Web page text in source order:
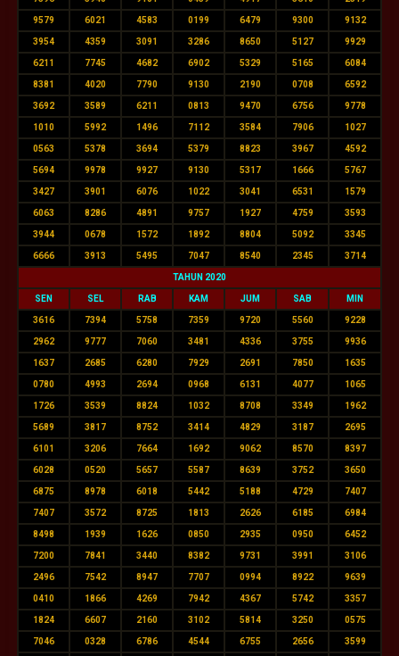
9579 6021 4583 0199 6479 9300 9132
3954 4359 3091 3286 8650 5127 9929
6211 7745 4682 6902 5329 5165 6084
8381 4020 7790 9130 2190 0708 6592
3692 3589 6211 0813 9470 6756 9778
1010 5992 1496 7112 3584 7906 1027
0563 5378 3694 5379 8823 3967 4592
5694 9978 9927 9130 5317 1666 5767
3427 3901 6076 1022 3041 6531 1579
6063 8286 4891 9757 1927 4759 3593
3944 0678 1572 1892 8804 5092 3345
6666 3913 5495 7047 8540 2345 3714
TAHUN 2020
SEN SEL RAB KAM JUM SAB MIN
3616 7394 5758 7359 9720 5560 9228
2962 9777 7060 3481 4336 3755 9936
1637 2685 6280 7929 2691 7850 1635
0780 4993 2694 0968 6131 4077 1065
1726 3539 8824 1032 8708 3349 1962
5689 3817 8752 3414 4829 3187 2695
6101 3206 7664 1692 9062 8570 8397
6028 0520 5657 5587 8639 3752 3650
6875 8978 6018 5442 5188 4729 7407
7407 3572 8725 1813 2626 6185 6984
8498 1939 1626 0850 2935 0950 6452
7200 7841 3440 8382 9731 3991 3106
2496 7542 8947 7707 0994 8922 9639
0410 1866 4269 7942 4367 5742 3357
1824 6607 2160 3102 5814 3250 0575
7046 0328 6786 4544 6755 2656 3599